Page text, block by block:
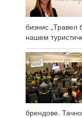
бизнис „Травел
нашем
брендове.